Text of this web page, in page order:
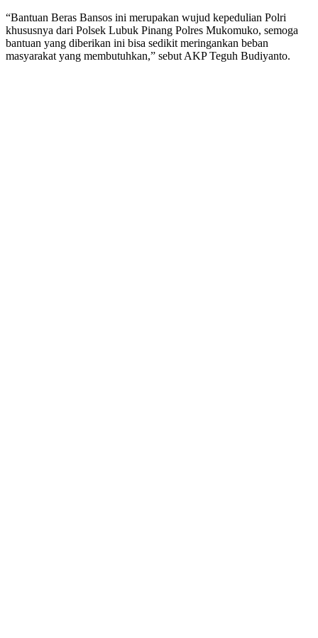
“Bantuan Beras Bansos ini merupakan wujud kepedulian Polri
khususnya dari Polsek Lubuk Pinang Polres Mukomuko, semoga
bantuan yang diberikan ini bisa sedikit meringankan beban
masyarakat yang membutuhkan,” sebut AKP Teguh Budiyanto.